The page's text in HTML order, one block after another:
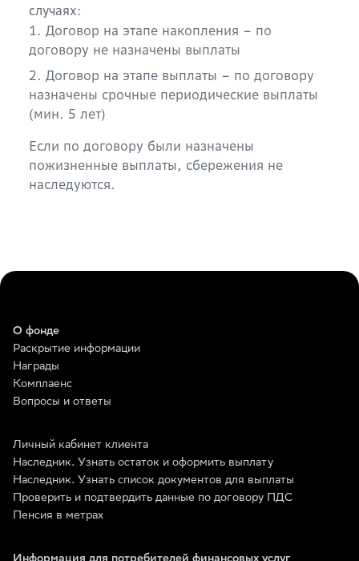
случаях:
1. Договор на этапе накопления – по
договору не назначены выплаты
2. Договор на этапе выплаты – по договору
назначены срочные периодические выплаты
(мин. 5 лет)
Если по договору были назначены
пожизненные выплаты, сбережения не
наследуются.
О фонде
Раскрытие информации
Награды
Комплаенс
Вопросы и ответы
Личный кабинет клиента
Наследник. Узнать остаток и оформить выплату
Наследник. Узнать список документов для выплаты
Проверить и подтвердить данные по договору ПДС
Пенсия в метрах